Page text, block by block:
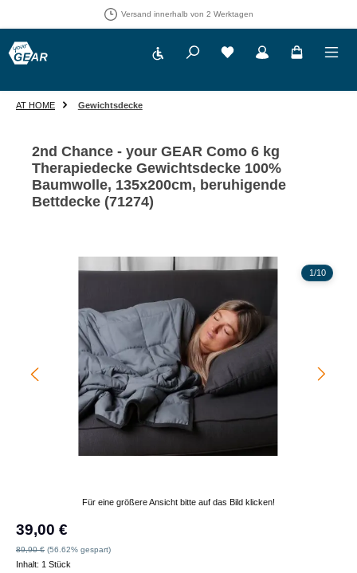
Versand innerhalb von 2 Werktagen
Werkzeugleiste anzeigenDu hast 0 Produkte auf
AT HOME Gewichtsdecke
2nd Chance - your GEAR Como 6 kg
Therapiedecke Gewichtsdecke 100%
Baumwolle, 135x200cm, beruhigende
Bettdecke (71274)
Für eine größere Ansicht bitte auf das Bild klicken!
1/10
Verkaufspreis:
39,00 €
Regulärer Preis:
89,90 € (56.62% gespart)
Inhalt: 1 Stück